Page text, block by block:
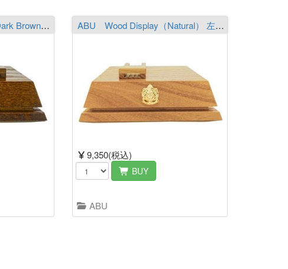
ABU Wood Display（Dark Brown） 右ハンドル用 ABU Wood Display（Natural） 左ハンドル用
9,350(税込)
BUY
ABU